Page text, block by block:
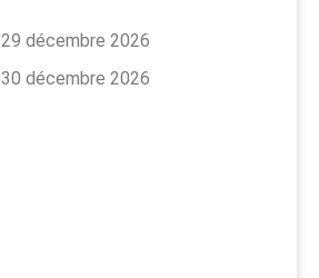
29 décembre 2026
30 décembre 2026